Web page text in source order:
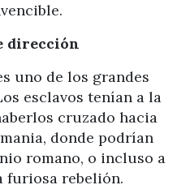
dirección
uno de los grandes
esclavos tenían a la
cruzado hacia
donde podrían
romano, o incluso a
furiosa rebelión.